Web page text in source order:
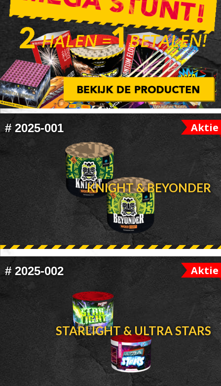
FOOTER
WIDGET
HEADER
# 2025-001 Aktie
KNIGHT & BEYONDER
# 2025-002 Aktie
STARLIGHT & ULTRA STARS